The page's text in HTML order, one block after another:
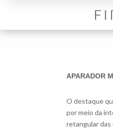
APARADOR
O destaque
por meio da
retangular das